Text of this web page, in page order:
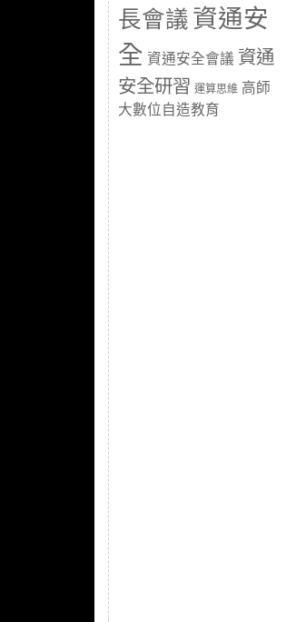
長會議 資通安
全 資通安全會議 資通
安全研習 運算思維 高師
大數位自造教育